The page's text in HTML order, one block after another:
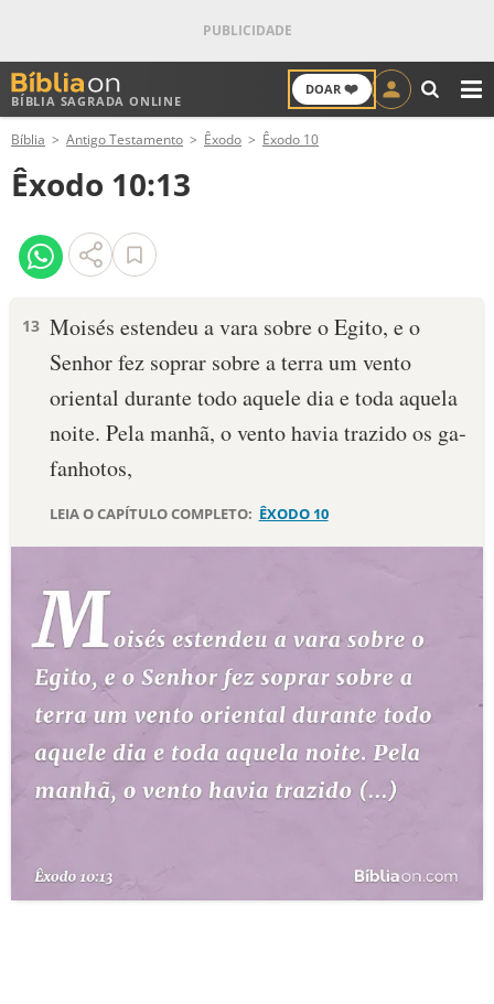
BÍBLIA SAGRADA ONLINE
DOAR ❤️
ANTIGO TESTAMENTO
NOVO TESTAMENTO
VERSÍCULOS
PALAVRA DO DIA
SALMO DO DIA
DEVOCIONAL DIÁRIO
ESTUDOS BÍBLICOS
ESBOÇOS DE PREGAÇÃO
TEMAS
PERGUNTE À BÍBLIA IA
QUEM SOMOS
Bíblia Antigo Testamento Êxodo Êxodo 10
Êxodo 10:13
13 Moisés estendeu a vara sobre o Egito, e o
Senhor fez soprar sobre a terra um vento
oriental durante todo aquele dia e toda aquela
noite. Pela manhã, o vento havia trazido os ga­
fanhotos,
LEIA O CAPÍTULO COMPLETO: ÊXODO 10